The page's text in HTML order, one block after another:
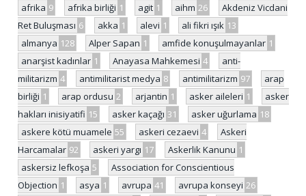
afrika 9 afrika birliği 1 agit 1 aihm 26
Akdeniz Vicdani
Ret Buluşması 6 akka 1 alevi 1 ali fikri ışık 13
almanya 128 Alper Sapan 1 amfide konuşulmayanlar 1
anarşist kadınlar 1 Anayasa Mahkemesi 4
anti-
militarizm 4 antimilitarist medya 8 antimilitarizm 97
arap
birliği 1 arap ordusu 2 arjantin 1 asker aileleri 1
asker
hakları inisiyatifi 15 asker kaçağı 31 asker uğurlama 18
askere kötü muamele 55 askeri cezaevi 4
Askeri
Harcamalar 92 askeri yargı 17 Askerlik Kanunu 1
askersiz lefkoşa 5
Association for Conscientious
Objection 1 asya 1 avrupa 41 avrupa konseyi 26